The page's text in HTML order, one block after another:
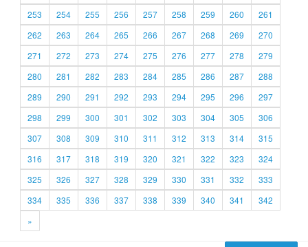
253
254 255 256 257 258 259 260
261
262
263 264 265 266 267 268 269
270
271
272 273 274 275 276 277 278
279
280
281 282 283 284 285 286 287
288
289
290 291 292 293 294 295 296
297
298
299 300 301 302 303 304 305
306
307
308 309 310 311 312 313 314
315
316
317 318 319 320 321 322 323
324
325
326 327 328 329 330 331 332
333
334
335 336 337 338 339 340 341
342
»